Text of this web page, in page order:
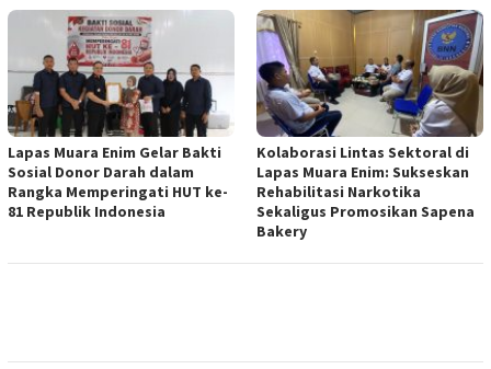
Lapas Muara Enim Gelar Bakti
Sosial Donor Darah dalam
Rangka Memperingati HUT ke-
81 Republik Indonesia
Kolaborasi Lintas Sektoral di
Lapas Muara Enim: Sukseskan
Rehabilitasi Narkotika
Sekaligus Promosikan Sapena
Bakery